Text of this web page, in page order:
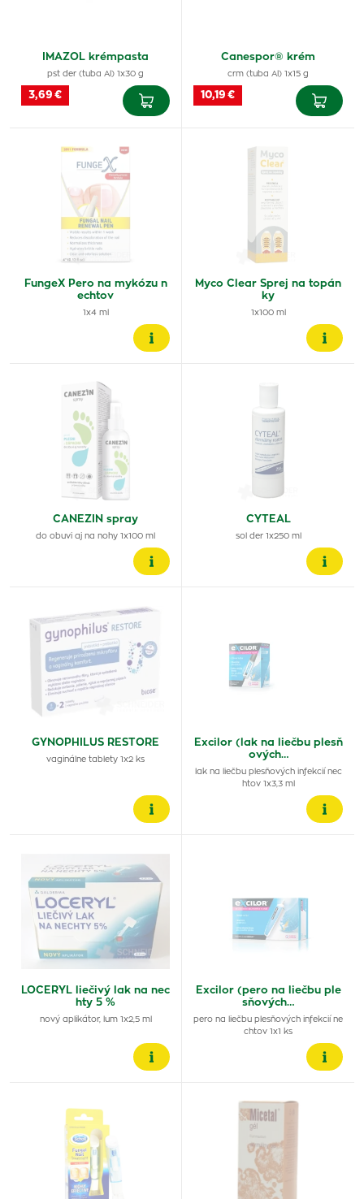
IMAZOL krémpasta
pst der (tuba Al) 1x30 g
3,69 €
Canespor® krém
crm (tuba Al) 1x15 g
10,19 €
FungeX Pero na mykózu n
echtov
1x4 ml
Myco Clear Sprej na topán
ky
1x100 ml
CANEZIN spray
do obuvi aj na nohy 1x100 ml
CYTEAL
sol der 1x250 ml
GYNOPHILUS RESTORE
vaginálne tablety 1x2 ks
Excilor (lak na liečbu plesň
ových…
lak na liečbu plesňových infekcií nec
htov 1x3,3 ml
LOCERYL liečivý lak na nec
hty 5 %
nový aplikátor, lum 1x2,5 ml
Excilor (pero na liečbu ple
sňových…
pero na liečbu plesňových infekcií ne
chtov 1x1 ks